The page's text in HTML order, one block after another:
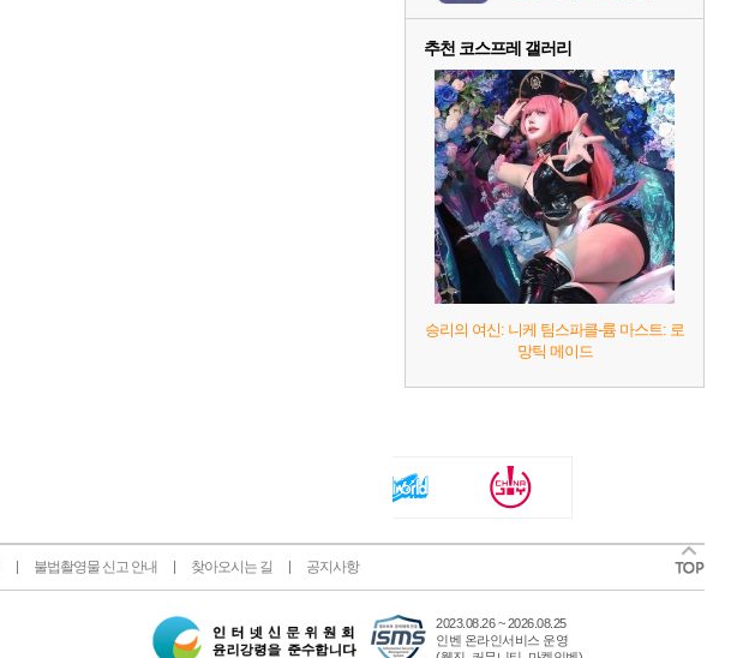
추천 코스프레 갤러리
승리의 여신: 니케 팀스파클-륨 마스트: 로
망틱 메이드
불법촬영물 신고 안내 찾아오시는 길 공지사항
터
2023.08.26 ~ 2026.08.25
인벤 온라인서비스 운영